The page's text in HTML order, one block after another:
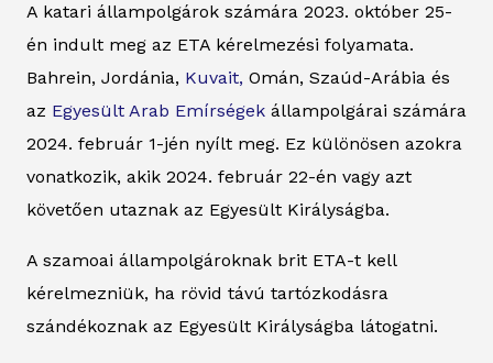
A katari állampolgárok számára 2023. október 25-
én indult meg az ETA kérelmezési folyamata.
Bahrein, Jordánia, Kuvait, Omán, Szaúd-Arábia és
az Egyesült Arab Emírségek állampolgárai számára
2024. február 1-jén nyílt meg. Ez különösen azokra
vonatkozik, akik 2024. február 22-én vagy azt
követően utaznak az Egyesült Királyságba.
A szamoai állampolgároknak brit ETA-t kell
kérelmezniük, ha rövid távú tartózkodásra
szándékoznak az Egyesült Királyságba látogatni.